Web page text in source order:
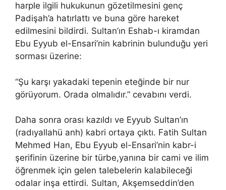
harple ilgili hukukunun gözetilmesini genç
Padişah’a hatırlattı ve buna göre hareket
edilmesini bildirdi. Sultan’ın Eshab-ı kiramdan
Ebu Eyyub el-Ensari’nin kabrinin bulunduğu yeri
sorması üzerine:
“Şu karşı yakadaki tepenin eteğinde bir nur
görüyorum. Orada olmalıdır.” cevabını verdi.
Daha sonra orası kazıldı ve Eyyub Sultan’ın
(radıyallahü anh) kabri ortaya çıktı. Fatih Sultan
Mehmed Han, Ebu Eyyub el-Ensari’nin kabr-i
şerifinin üzerine bir türbe,yanına bir cami ve ilim
öğrenmek için gelen talebelerin kalabileceği
odalar inşa ettirdi. Sultan, Akşemseddin’den